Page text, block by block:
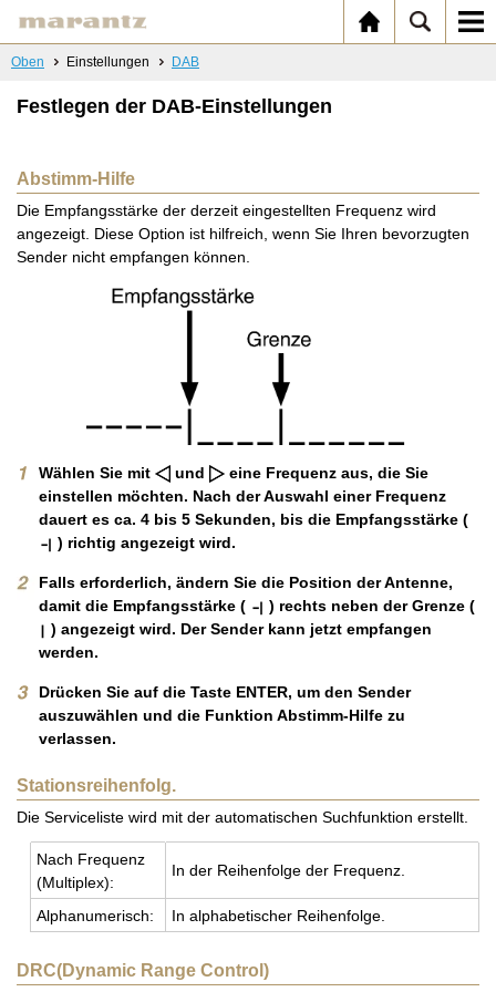
Oben Einstellungen DAB
Festlegen der DAB-Einstellungen
Abstimm-Hilfe
Die Empfangsstärke der derzeit eingestellten Frequenz wird
angezeigt. Diese Option ist hilfreich, wenn Sie Ihren bevorzugten
Sender nicht empfangen können.
Wählen Sie mit und
eine Frequenz aus, die Sie
einstellen möchten. Nach der Auswahl einer Frequenz
dauert es ca. 4 bis 5 Sekunden, bis die Empfangsstärke (
) richtig angezeigt wird.
Falls erforderlich, ändern Sie die Position der Antenne,
damit die Empfangsstärke (
) rechts neben der Grenze (
) angezeigt wird. Der Sender kann jetzt empfangen
werden.
Drücken Sie auf die Taste ENTER, um den Sender
auszuwählen und die Funktion Abstimm-Hilfe zu
verlassen.
Stationsreihenfolg.
Die Serviceliste wird mit der automatischen Suchfunktion erstellt.
Nach Fre­quenz
(Mul­ti­plex):
In der Rei­hen­fol­ge der Fre­quenz.
Al­pha­nu­me­risch: In al­pha­be­ti­scher Rei­hen­fol­ge.
DRC(Dynamic Range Control)